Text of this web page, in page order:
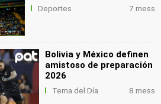
Deportes 7 mess
Bolivia y México definen
amistoso de preparación
2026
Tema del Día 8 mess